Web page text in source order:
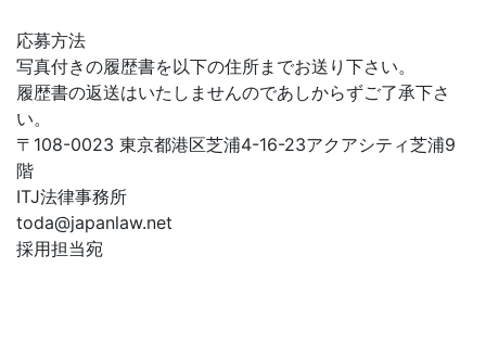
応募方法
写真付きの履歴書を以下の住所までお送り下さい。
履歴書の返送はいたしませんのであしからずご了承下さ
い。
〒108-0023 東京都港区芝浦4-16-23アクアシティ芝浦9
階
ITJ法律事務所
toda@japanlaw.net
採用担当宛